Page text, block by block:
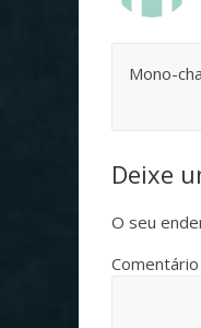
Mono-
Deixe
O seu
Comentário